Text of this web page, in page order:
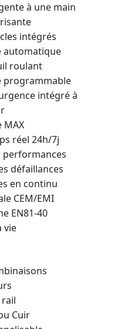
à une main
intégrés
automatique
roulant
programmable
intégré à
MAX
réel 24h/7j
performances
défaillances
en continu
CEM/EMI
EN81-40
vie
Cuir